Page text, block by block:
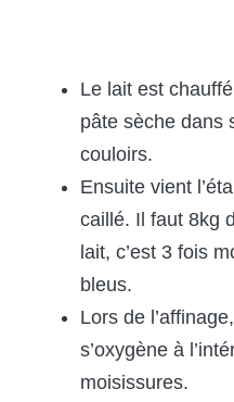
Le lait est
pâte sèche dans
couloirs.
Ensuite vient
caillé. Il faut 8kg
lait, c’est 3 fois
bleus.
Lors de
s’oxygène à
moisissures.